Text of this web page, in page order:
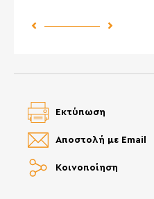
Previous Post Next Post
Κοινοποίηση
Αποστολή με Email
Εκτύπωση